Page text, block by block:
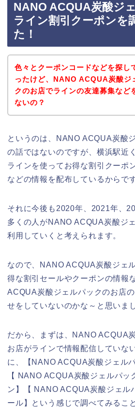
NANO ACQUA炭酸ジ
ライン割引クーポンを
た！
色々とクーポンコードなどを探し
ったけど、NANO ACQUA炭酸ジ
クのお店でラインの友達募集など
ないの？
というのは、NANO ACQUA炭酸
の話ではないのですが、横浜駅近
ラインを使ってお得な割引クーポ
などの情報を配布しているからです
それに今後も2020年、2021年、
多くの人がNANO ACQUA炭酸ジ
利用していくと考えられます。
なので、NANO ACQUA炭酸ジェ
得な割引セールやクーポンの情報
ACQUA炭酸ジェルパックのお店
せをしていないのかな～と思いま
だから、まずは、NANO ACQUA
お店がラインで情報配信していな
に、【NANO ACQUA炭酸ジェル
【 NANO ACQUA炭酸ジェルパッ
ン】【 NANO ACQUA炭酸ジェル
ール】という感じで調べてみるこ